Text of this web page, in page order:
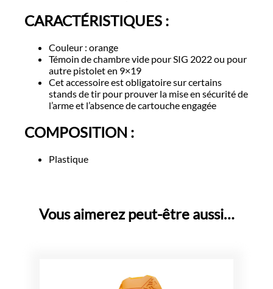
CARACTÉRISTIQUES :
Couleur : orange
Témoin de chambre vide pour SIG 2022 ou pour
autre pistolet en 9×19
Cet accessoire est obligatoire sur certains
stands de tir pour prouver la mise en sécurité de
l’arme et l’absence de cartouche engagée
COMPOSITION :
Plastique
Vous aimerez peut-être aussi…